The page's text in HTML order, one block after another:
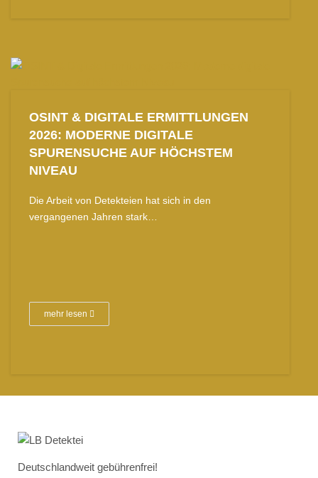
OSINT & DIGITALE ERMITTLUNGEN
2026: MODERNE DIGITALE
SPURENSUCHE AUF HÖCHSTEM
NIVEAU
Die Arbeit von Detekteien hat sich in den
vergangenen Jahren stark…
mehr lesen
Deutschlandweit gebührenfrei!